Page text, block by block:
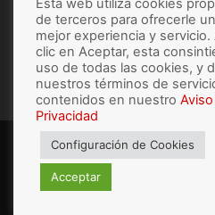
México Mundo Economía
Espectaculos
© Hecho con por N24.mx,
Esta web utiliza cookies
de terceros para ofrecerle
mejor experiencia y servicio.
clic en Aceptar, esta
uso de todas las cookies, y
nuestros términos de
contenidos en nuestro
Privacidad
Configuración de Cookies
Acceptar